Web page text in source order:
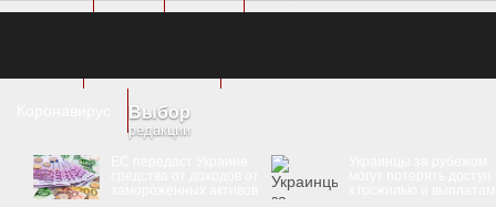
Выбор
редакции